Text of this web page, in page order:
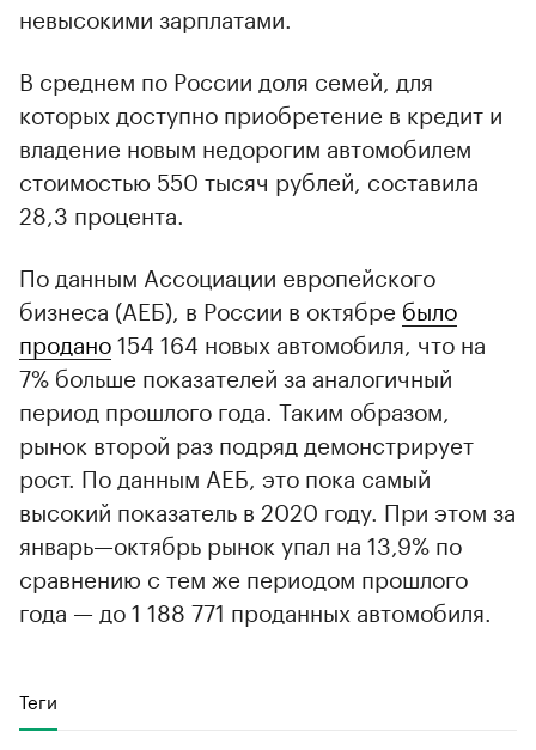
невысокими зарплатами.
В среднем по России доля семей, для
которых доступно приобретение в кредит и
владение новым недорогим автомобилем
стоимостью 550 тысяч рублей, составила
28,3 процента.
По данным Ассоциации европейского
бизнеса (АЕБ), в России в октябре было
продано154 164 новых автомобиля, что на
7% больше показателей за аналогичный
период прошлого года. Таким образом,
рынок второй раз подряд демонстрирует
рост. По данным АЕБ, это пока самый
высокий показатель в 2020 году. При этом за
январь—октябрь рынок упал на 13,9% по
сравнению с тем же периодом прошлого
года — до 1 188 771 проданных автомобиля.
Теги